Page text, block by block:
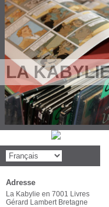
LA
Adresse
La Kabylie en 7001 Livres
Gérard Lambert Bretagne